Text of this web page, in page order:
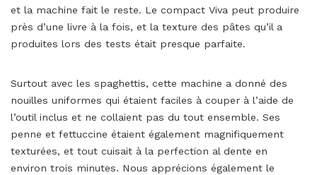
et la machine fait le reste. Le compact Viva peut produire
près d’une livre à la fois, et la texture des pâtes qu’il a
produites lors des tests était presque parfaite.
Surtout avec les spaghettis, cette machine a donné des
nouilles uniformes qui étaient faciles à couper à l’aide de
l’outil inclus et ne collaient pas du tout ensemble. Ses
penne et fettuccine étaient également magnifiquement
texturées, et tout cuisait à la perfection al dente en
environ trois minutes. Nous apprécions également le